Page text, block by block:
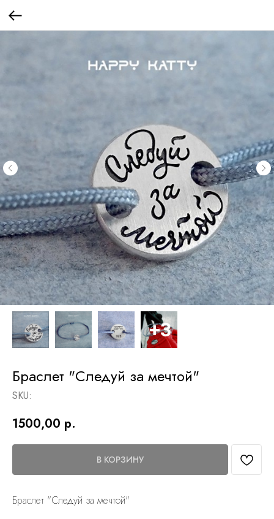
Браслет "Следуй за мечтой"
SKU:
1500,00 р.
В КОРЗИНУ
Браслет "Следуй за мечтой"